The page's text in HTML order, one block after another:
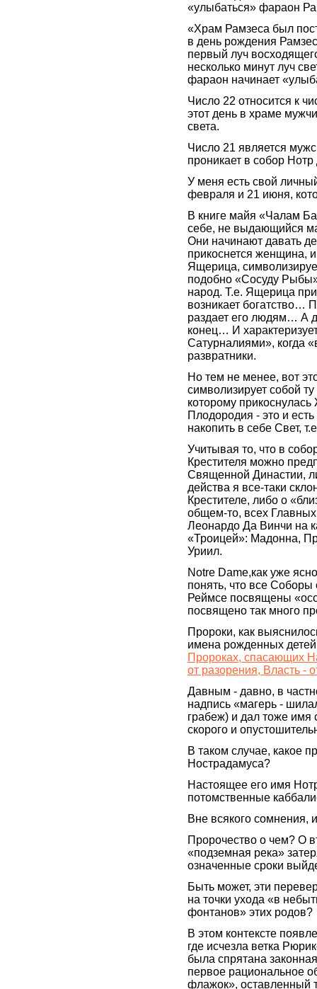
«улыбаться» фараон
«Храм Рамзеса был
в день рождения
первый луч
несколько минут луч
фараон начинает
Число 22 относится к
этот день в храме
света.
Число 21 является
проникает в собор
У меня есть свой
февраля и 21 июня,
В книге майя «Чалам
себе, не выдающийся
Они начинают давать
прикоснется женщина,
Ящерица,
подобно «Сосуду
народ. Т.е. Ящерица
возникает богатство…
раздает его людям… А
конец… И
Сатурналиями», когда
развратники.
Но тем не менее, вот
символизирует собой
которому
Плодородия - это и
накопить в себе Свет,
Учитывая то, что в
Крестителя можно
Священной Династии,
действа я все-таки
Крестителе, либо о
общем-то, всех
Леонардо Да Винчи на
«Троицей»: Мадонна,
Уриил.
Notre Dame,как уже
понять, что все
Реймсе посвящены
посвящено так много
Пророки, как
имена рожденных
Пророках, спасающих
от разорения, Власть -
Давным - давно, в
надпись «магерь -
грабеж) и дал тоже
скорого и
В таком случае, какое
Нострадамуса?
Настоящее его имя
потомственные
Вне всякого сомнения,
Пророчество о чем? О
«подземная река»
означенные сроки
Быть может, эти
на точки ухода «в
фонтанов» этих родов?
В этом контексте
где исчезла ветка
была спрятана
первое рациональное
флажок», оставленный